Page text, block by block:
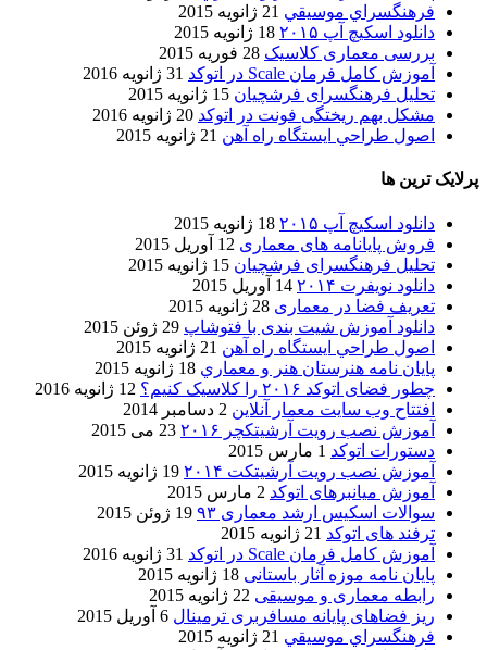
فرهنگسراي موسيقي 21 ژانویه 2015
دانلود اسکیچ آپ ۲۰۱۵
18 ژانویه 2015
بررسی معماری کلاسیک 28 فوریه 2015
آموزش کامل فرمان Scale در اتوکد
31 ژانویه 2016
تحلیل فرهنگسرای فرشچیان 15 ژانویه 2015
مشکل بهم ریختگی فونت در اتوکد 20 ژانویه 2016
اصول طراحي ایستگاه راه آهن 21 ژانویه 2015
پرلایک ترین ها
دانلود اسکیچ آپ ۲۰۱۵
18 ژانویه 2015
فروش پایانامه های معماری 12 آوریل 2015
تحلیل فرهنگسرای فرشچیان 15 ژانویه 2015
دانلود نویفرت ۲۰۱۴
14 آوریل 2015
تعریف فضا در معماری 28 ژانویه 2015
دانلود آموزش شیت بندی با فتوشاپ 29 ژوئن 2015
اصول طراحي ایستگاه راه آهن 21 ژانویه 2015
پایان نامه هنرستان هنر و معماري 18 ژانویه 2015
چطور فضای اتوکد ۲۰۱۶ را کلاسیک کنیم؟
12 ژانویه 2016
افتتاح وب سایت معمار آنلاین 2 دسامبر 2014
آموزش نصب رویت آرشیتکچر ۲۰۱۶
23 می 2015
دستورات اتوکد 1 مارس 2015
آموزش نصب رویت آرشیتکت ۲۰۱۴
19 ژانویه 2015
آموزش میانبرهای اتوکد 2 مارس 2015
سوالات اسکیس ارشد معماری ۹۳
19 ژوئن 2015
ترفند های اتوکد 21 ژانویه 2015
آموزش کامل فرمان Scale در اتوکد
31 ژانویه 2016
پایان نامه موزه آثار باستانی 18 ژانویه 2015
رابطه معماری و موسیقی 22 ژانویه 2015
ریز فضاهای پایانه مسافربری ترمینال 6 آوریل 2015
فرهنگسراي موسيقي 21 ژانویه 2015